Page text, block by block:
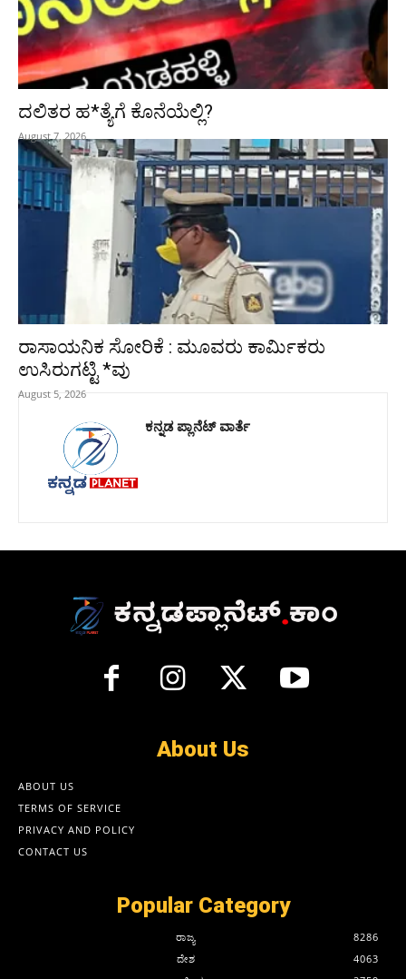
ದಲಿತರ ಹ*ತ್ಯೆಗೆ ಕೊನೆಯೆಲ್ಲಿ?
August 7, 2026
ರಾಸಾಯನಿಕ ಸೋರಿಕೆ : ಮೂವರು ಕಾರ್ಮಿಕರು
ಉಸಿರುಗಟ್ಟಿ *ವು
August 5, 2026
ಕನ್ನಡ ಪ್ಲಾನೆಟ್ ವಾರ್ತೆ
About Us
ABOUT US
TERMS OF SERVICE
PRIVACY AND POLICY
CONTACT US
Popular Category
ರಾಜ್ಯ
8286
ದೇಶ
4063